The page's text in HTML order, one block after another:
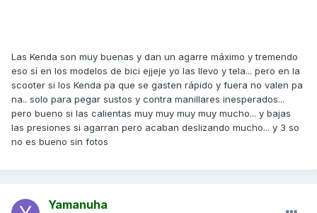
Las Kenda son muy buenas y dan un agarre máximo y tremendo
eso sí en los modelos de bici ejjeje yo las llevo y tela... pero en la
scooter si los Kenda pa que se gasten rápido y fuera no valen pa
na.. solo para pegar sustos y contra manillares inesperados...
pero bueno si las calientas muy muy muy muy mucho... y bajas
las presiones si agarran pero acaban deslizando mucho... y 3 so
no es bueno sin fotos
Yamanuha